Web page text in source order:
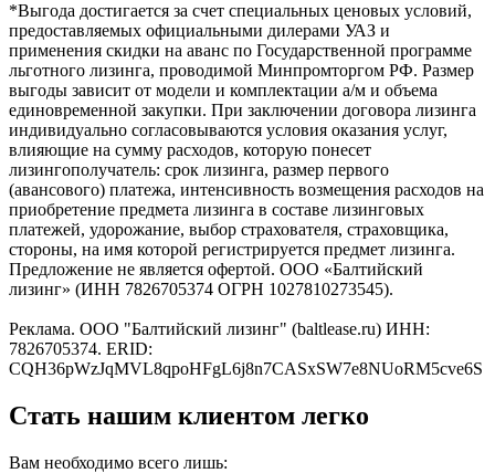
*Выгода достигается за счет специальных ценовых условий,
предоставляемых официальными дилерами УАЗ и
применения скидки на аванс по Государственной программе
льготного лизинга, проводимой Минпромторгом РФ. Размер
выгоды зависит от модели и комплектации а/м и объема
единовременной закупки. При заключении договора лизинга
индивидуально согласовываются условия оказания услуг,
влияющие на сумму расходов, которую понесет
лизингополучатель: срок лизинга, размер первого
(авансового) платежа, интенсивность возмещения расходов на
приобретение предмета лизинга в составе лизинговых
платежей, удорожание, выбор страхователя, страховщика,
стороны, на имя которой регистрируется предмет лизинга.
Предложение не является офертой. ООО «Балтийский
лизинг» (ИНН 7826705374 ОГРН 1027810273545).
Реклама. ООО "Балтийский лизинг" (baltlease.ru) ИНН:
7826705374. ERID:
CQH36pWzJqMVL8qpoHFgL6j8n7CASxSW7e8NUoRM5cve6S
Стать нашим клиентом легко
Вам необходимо всего лишь: